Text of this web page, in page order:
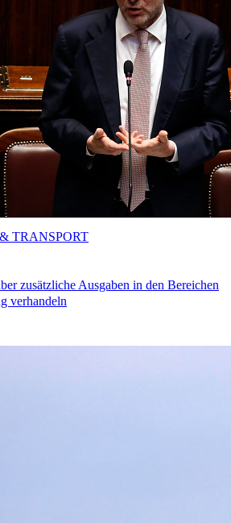
zusätzliche Ausgaben in den Bereichen
verhandeln
TRANSPORT